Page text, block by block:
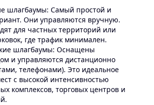
шлагбаумы: Самый простой и
Они управляются вручную.
для частных территорий или
где трафик минимален.
шлагбаумы: Оснащены
и управляются дистанционно
телефонами). Это идеальное
с высокой интенсивностью
комплексов, торговых центров и